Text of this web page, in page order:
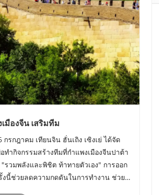
มืองจีน เสริมทีม
กรกฎาคม เทียนจิน ฮั่นเถิง เซิงเย่ ได้จัด
ทำกิจกรรมสร้างทีมที่กำแพงเมืองจีนปาต้า
รวมพลังและพิชิต ท้าทายตัวเอง" การออก
นี้ช่วยลดความกดดันในการทำงาน ช่วย